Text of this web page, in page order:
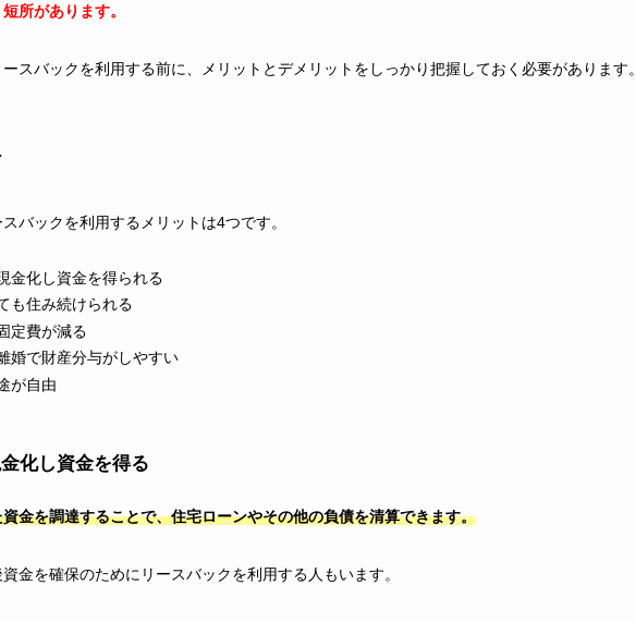
所があります。
スバックを利用する前に、メリットとデメリットをしっかり把握しておく必要があります。
バックを利用するメリットは4つです。
金化し資金を得られる
も住み続けられる
定費が減る
婚で財産分与がしやすい
が自由
化し資金を得る
金を調達することで、住宅ローンやその他の負債を清算できます。
金を確保のためにリースバックを利用する人もいます。